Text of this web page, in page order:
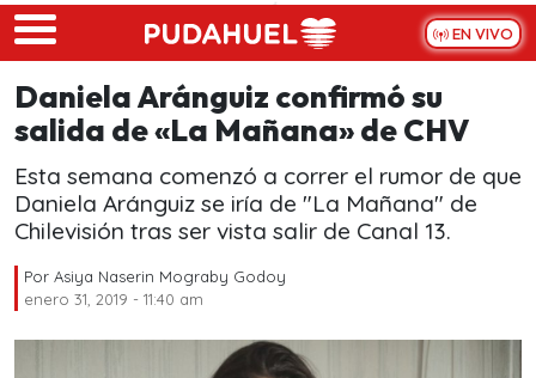
Skip to main content
EN VIVO
Daniela Aránguiz confirmó su
salida de «La Mañana» de CHV
Esta semana comenzó a correr el rumor de que
Daniela Aránguiz se iría de "La Mañana" de
Chilevisión tras ser vista salir de Canal 13.
Por Asiya Naserin Mograby Godoy
enero 31, 2019 - 11:40 am